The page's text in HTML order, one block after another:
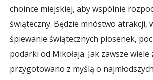
choince miejskiej, aby wspólnie
świąteczny. Będzie mnóstwo atrakcji,
śpiewanie świątecznych piosenek,
podarki od Mikołaja. Jak zawsze wiele
przygotowano z myślą o